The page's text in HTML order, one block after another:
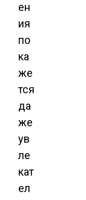
ен
ия
по
ка
же
тся
да
же
ув
ле
кат
ел